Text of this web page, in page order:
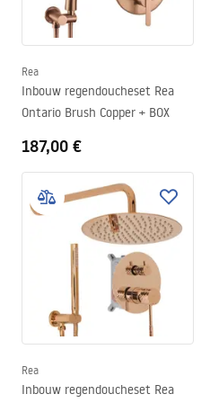
Rea
Inbouw regendoucheset Rea
Ontario Brush Copper + BOX
187,00 €
Rea
Inbouw regendoucheset Rea